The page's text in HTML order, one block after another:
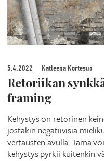
5.4.2022 Katleena Kortesuo
Retoriikan
framing
Kehystys on retorinen
jostakin negatiivisia
vertausten avulla. Tämä
kehystys pyrkii kuitenkin